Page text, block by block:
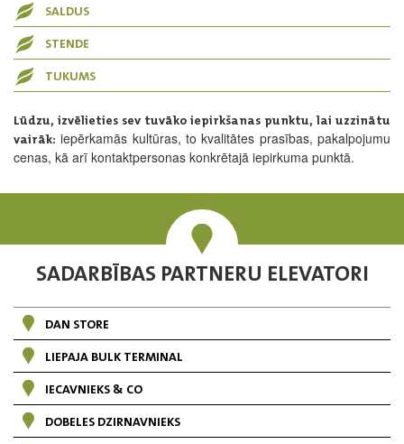
SALDUS
STENDE
TUKUMS
Lūdzu, izvēlieties sev tuvāko iepirkšanas punktu, lai uzzinātu
vairāk: iepērkamās kultūras, to kvalitātes prasības, pakalpojumu
cenas, kā arī kontaktpersonas konkrētajā iepirkuma punktā.
SADARBĪBAS PARTNERU ELEVATORI
DAN STORE
LIEPAJA BULK TERMINAL
IECAVNIEKS & CO
DOBELES DZIRNAVNIEKS